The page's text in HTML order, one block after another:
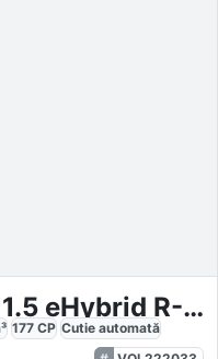
Volkswagen Tiguan 1.5 eHybrid R-Line
177 CP Cutie automată